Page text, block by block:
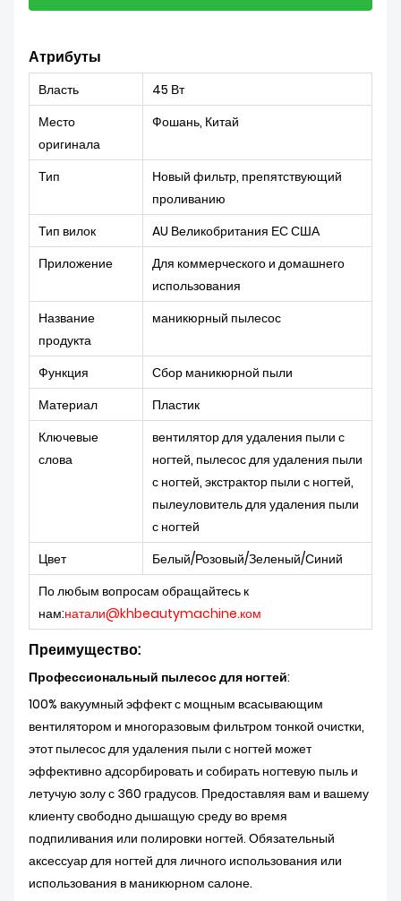
Атрибуты
Власть
45 Вт
Место
оригинала
Фошань, Китай
Тип
Новый фильтр, препятствующий
проливанию
Тип вилок
AU Великобритания ЕС США
Приложение
Для коммерческого и домашнего
использования
Название
продукта
маникюрный пылесос
Функция
Сбор маникюрной пыли
Материал
Пластик
Ключевые
слова
вентилятор для удаления пыли с
ногтей, пылесос для удаления пыли
с ногтей, экстрактор пыли с ногтей,
пылеуловитель для удаления пыли
с ногтей
Цвет
Белый/Розовый/Зеленый/Синий
По любым вопросам обращайтесь к
нам:натали@khbeautymachine.ком
Преимущество:
Профессиональный пылесос для ногтей:
100% вакуумный эффект с мощным всасывающим
вентилятором и многоразовым фильтром тонкой очистки,
этот пылесос для удаления пыли с ногтей может
эффективно адсорбировать и собирать ногтевую пыль и
летучую золу с 360 градусов. Предоставляя вам и вашему
клиенту свободно дышащую среду во время
подпиливания или полировки ногтей. Обязательный
аксессуар для ногтей для личного использования или
использования в маникюрном салоне.